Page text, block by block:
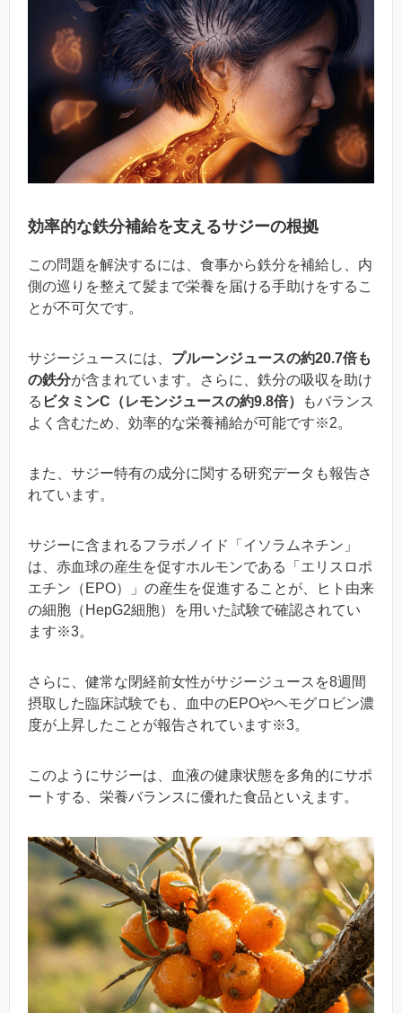
効率的な鉄分補給を支えるサジーの根拠
この問題を解決するには、食事から鉄分を補給し、内
側の巡りを整えて髪まで栄養を届ける手助けをするこ
とが不可欠です。
サジージュースには、 プルーンジュースの約20.7倍も
の鉄分が含まれています。さらに、鉄分の吸収を助け
る ビタミンC（レモンジュースの約9.8倍）
もバランス
よく含むため、効率的な栄養補給が可能です※2。
また、サジー特有の成分に関する研究データも報告さ
れています。
サジーに含まれるフラボノイド「イソラムネチン」
は、赤血球の産生を促すホルモンである「エリスロポ
エチン（EPO）」の産生を促進することが、ヒト由来
の細胞（HepG2細胞）を用いた試験で確認されてい
ます※3。
さらに、健常な閉経前女性がサジージュースを8週間
摂取した臨床試験でも、血中のEPOやヘモグロビン濃
度が上昇したことが報告されています※3。
このようにサジーは、血液の健康状態を多角的にサポ
ートする、栄養バランスに優れた食品といえます。